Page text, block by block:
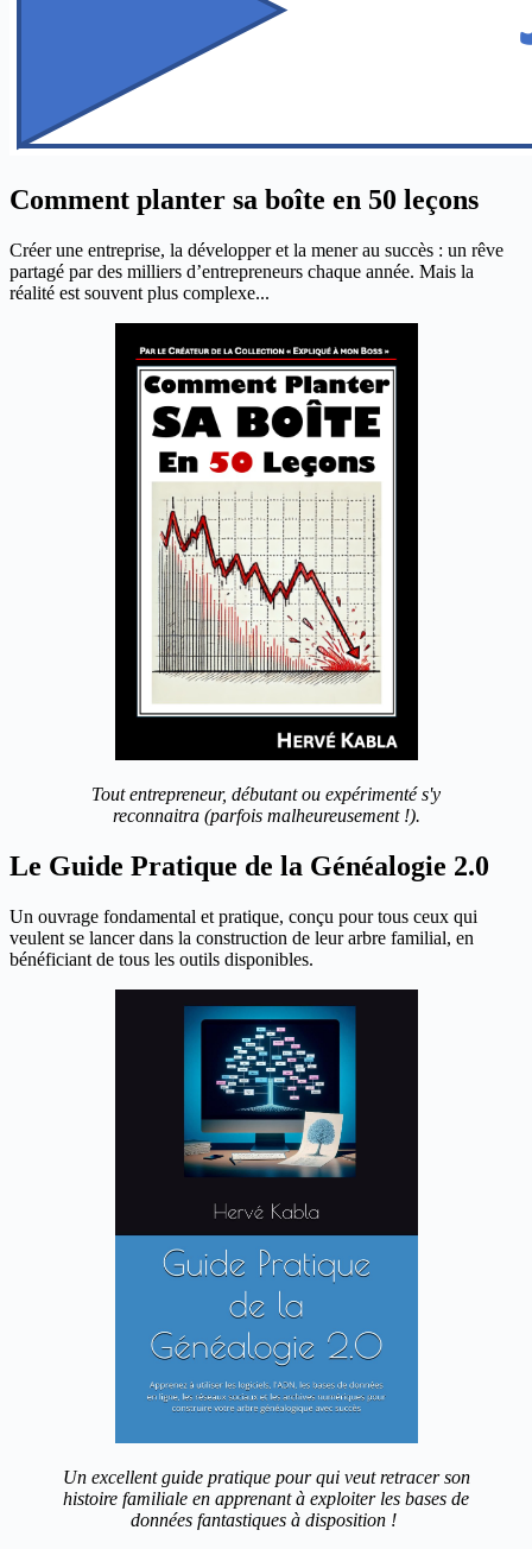
Comment planter sa boîte en 50 leçons
Créer une entreprise, la développer et la mener au succès : un rêve
partagé par des milliers d’entrepreneurs chaque année. Mais la
réalité est souvent plus complexe...
Tout entrepreneur, débutant ou expérimenté s'y
reconnaitra (parfois malheureusement !).
Le Guide Pratique de la Généalogie 2.0
Un ouvrage fondamental et pratique, conçu pour tous ceux qui
veulent se lancer dans la construction de leur arbre familial, en
bénéficiant de tous les outils disponibles.
Un excellent guide pratique pour qui veut retracer son
histoire familiale en apprenant à exploiter les bases de
données fantastiques à disposition !